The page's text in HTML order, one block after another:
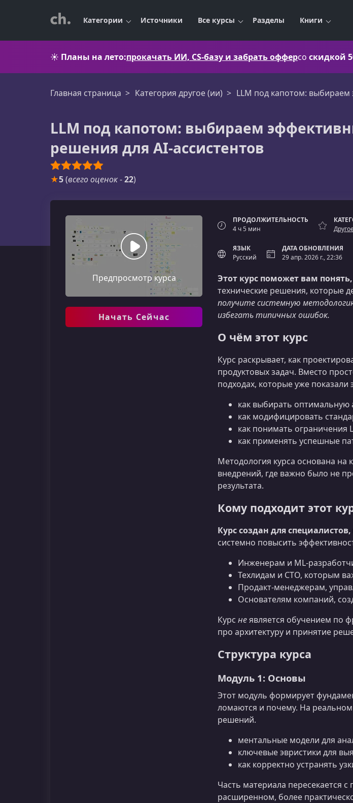
Категории Источники Все курсы Разделы Книги
☀️ Планы на лето:прокачать ИИ, CS-базу и забрать офферсо скидкой
Главная страница Категория другое (ии) LLM под капотом: выбираем
LLM под капотом: выбираем
решения для AI-ассистентов
★5(всего оценок-22)
Предпросмотр курса
Начать Сейчас
ПРОДОЛЖИТЕЛЬНОСТЬ
4 ч 5 мин
ЯЗЫК
Русский
ДАТА ОБНОВЛЕНИЯ
29 апр. 2026 г., 22:36
Этот курс поможет вам
технические решения, которые
получите системную
избегать типичных ошибок.
О чём этот курс
Курс раскрывает, как
продуктовых задач. Вместо
подходах, которые уже
как выбирать оптимальную
как модифицировать
как понимать ограничения
как применять успешные
Методология курса основана на
внедрений, где важно было не
результата.
Кому подходит этот
Курс создан для
системно повысить
Инженерам и
Техлидам и CTO, которым
Продакт-менеджерам,
Основателям компаний,
Курс неявляется обучением по
про архитектуру и принятие
Структура курса
Модуль 1: Основы
Этот модуль формирует
ломаются и почему. На
решений.
ментальные модели для
ключевые эвристики для
как корректно устранять
Часть материала пересекается
расширенном, более